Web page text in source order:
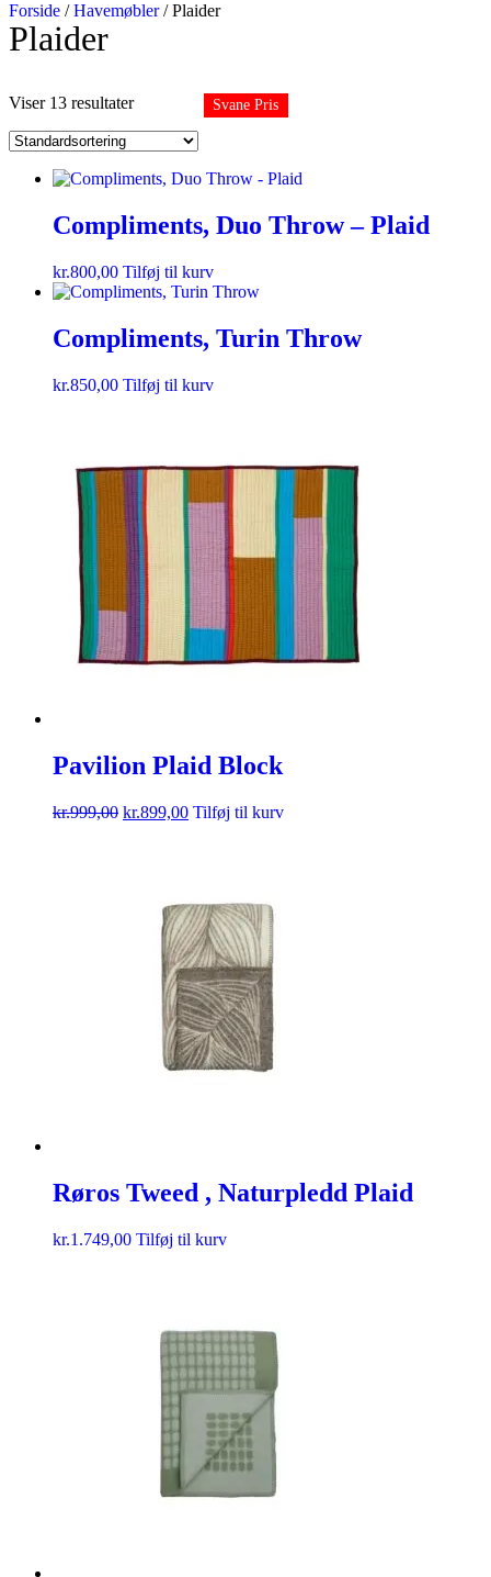
Forside /Havemøbler/ Plaider
Plaider
Viser 13 resultater
Compliments, Duo Throw – Plaid
kr.800,00 Tilføj til kurv
Compliments, Turin Throw
kr.850,00 Tilføj til kurv
Svane Pris
Pavilion Plaid Block
kr.999,00 kr.899,00 Tilføj til kurv
Røros Tweed , Naturpledd Plaid
kr.1.749,00 Tilføj til kurv